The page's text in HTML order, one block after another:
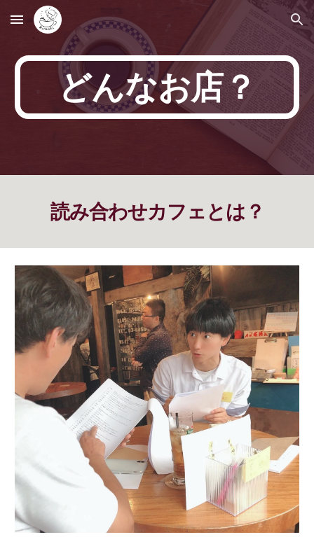
Skip to main content Skip to navigation
どんなお店？
読み合わせカフェとは？